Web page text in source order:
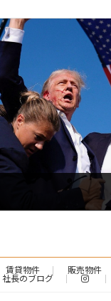
賃貸物件 販売物件
社長のブログ